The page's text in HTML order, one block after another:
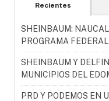
Recientes
SHEINBAUM:
PROGRAMA
SHEINBAUM Y
MUNICIPIOS DEL
PRD Y PODEMOS EN